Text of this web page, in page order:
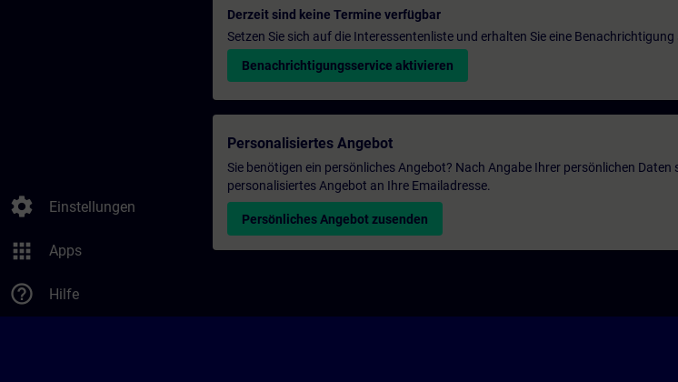
settings Einstellungen
apps Apps
help_outline Hilfe
Derzeit sind keine Termine verfügbar
Setzen Sie sich auf die Interessentenliste und erhalten Sie eine
Benachrichtigungsservice aktivieren
Personalisiertes Angebot
Sie benötigen ein persönliches Angebot? Nach Angabe Ihrer persönlichen Daten
personalisiertes Angebot an Ihre Emailadresse.
Persönliches Angebot zusenden